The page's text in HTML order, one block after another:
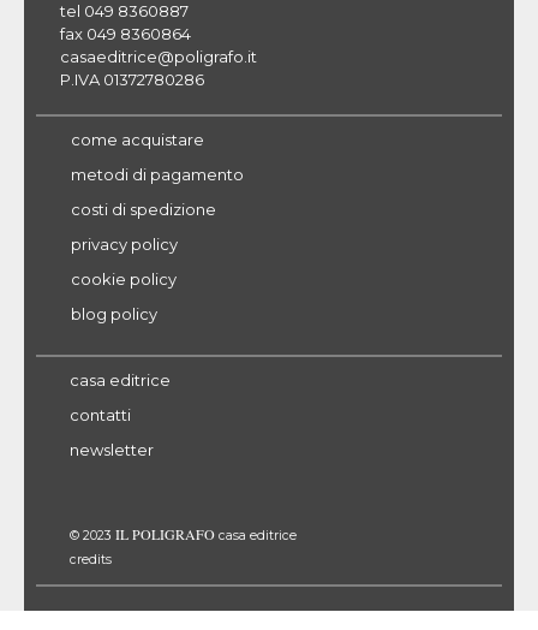
tel 049 8360887
fax 049 8360864
casaeditrice@poligrafo.it
P.IVA 01372780286
come acquistare
metodi di pagamento
costi di spedizione
privacy policy
cookie policy
blog policy
casa editrice
contatti
newsletter
© 2023 IL POLIGRAFO casa editrice
credits